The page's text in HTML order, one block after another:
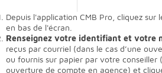
Depuis l'application CMB Pro, cliquez sur
en bas de l'écran.
Renseignez votre identifiant et votre
reçus par courriel (dans le cas d’une
ou fournis sur papier par votre conseiller
ouverture de compte en agence) et